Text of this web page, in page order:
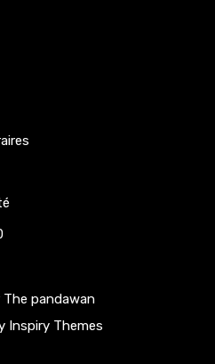
The pandawan
Inspiry Themes